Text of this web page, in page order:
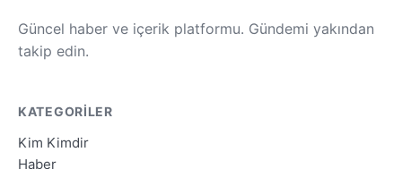
Güncel haber ve içerik platformu. Gündemi yakından
takip edin.
KATEGORILER
Kim Kimdir
Haber